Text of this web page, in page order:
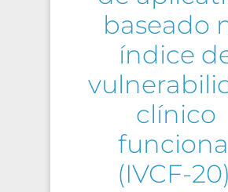
baseado
índice
clínico
(IVCF-